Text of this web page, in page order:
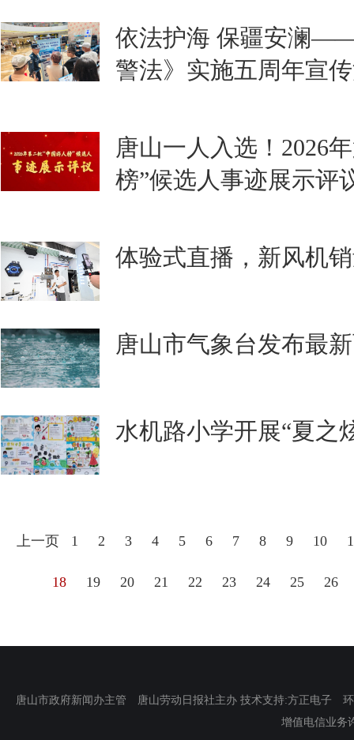
依法护海 保疆安澜
警法》实施五周年宣
唐山一人入选！2026
榜”候选人事迹展示评
体验式直播，新风机
唐山市气象台发布最
水机路小学开展“夏之
上一页 1 2 3 4 5 6 7 8 9 10
18 19 20 21 22 23 24 25 26
唐山市政府新闻办主管 唐山劳动日报社主办 技术支持:方正电子
增值电信业务